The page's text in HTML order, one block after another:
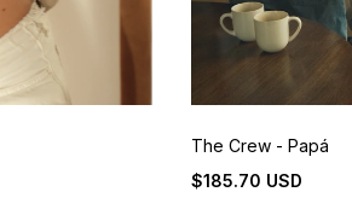
The Crew - Papá
$185.70 USD